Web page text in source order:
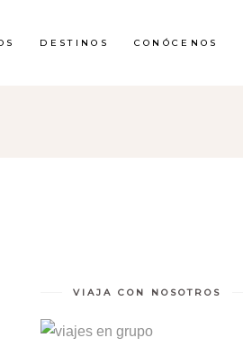
DESTINOS CONÓCENOS
VIAJA CON NOSOTROS